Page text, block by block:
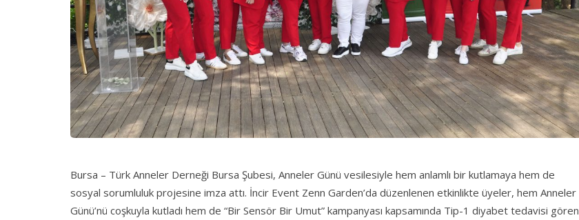
Bursa – Türk Anneler Derneği Bursa Şubesi, Anneler Günü vesilesiyle hem anlamlı bir kutlamaya hem de
sosyal sorumluluk projesine imza attı. İncir Event Zenn Garden’da düzenlenen etkinlikte üyeler, hem Anneler
Günü’nü coşkuyla kutladı hem de “Bir Sensör Bir Umut” kampanyası kapsamında Tip-1 diyabet tedavisi gören